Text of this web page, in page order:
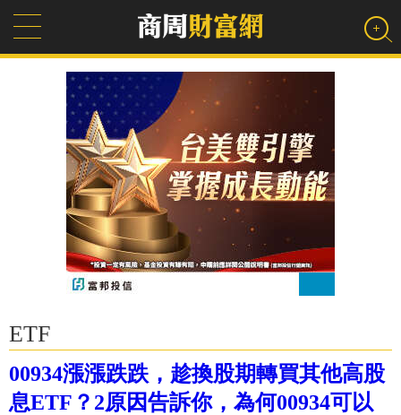
ETF
00934漲漲跌跌，趁換股期轉買其他高股
息ETF？2原因告訴你，為何00934可以